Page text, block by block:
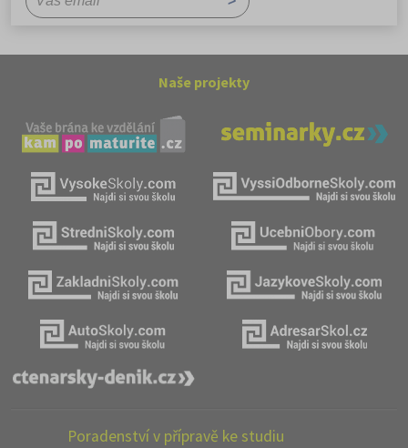
Naše projekty
Poradenství v přípravě ke studiu